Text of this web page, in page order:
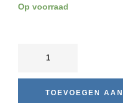
Op voorraad
TOEVOEGEN